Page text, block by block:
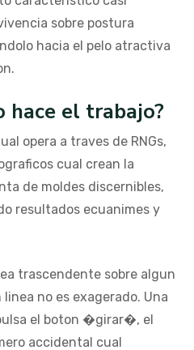
sobre postura
hacia el pelo atractiva
hace el trabajo?
opera a traves de RNGs,
cual crean la
de moldes discernibles,
resultados ecuanimes y
trascendente sobre algun
no es exagerado. Una
el boton �girar�, el
accidental cual